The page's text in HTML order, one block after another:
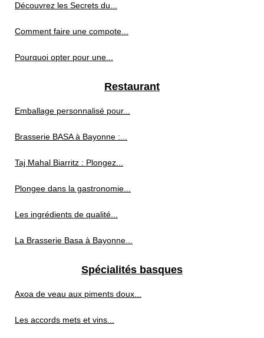
Découvrez les Secrets du...
Comment faire une compote...
Pourquoi opter pour une...
Restaurant
Emballage personnalisé pour...
Brasserie BASA à Bayonne :...
Taj Mahal Biarritz : Plongez...
Plongee dans la gastronomie...
Les ingrédients de qualité...
La Brasserie Basa à Bayonne...
Spécialités basques
Axoa de veau aux piments doux...
Les accords mets et vins...